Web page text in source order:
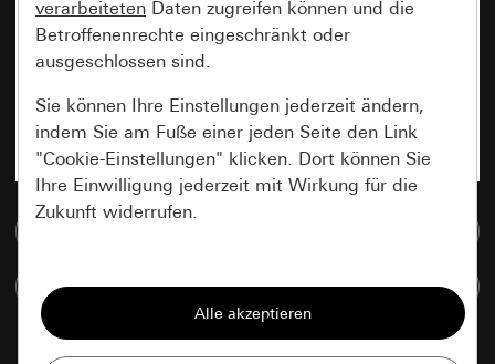
Artikel vergleichen
verarbeiteten Daten zugreifen können und die
Betroffenenrechte eingeschränkt oder
ausgeschlossen sind.
Sie können Ihre Einstellungen jederzeit ändern,
indem Sie am Fuße einer jeden Seite den Link
"Cookie-Einstellungen" klicken. Dort können Sie
Ihre Einwilligung jederzeit mit Wirkung für die
Zukunft widerrufen.
Alle Cookies, die wir benötigen um Ihnen die
Seite anzeigen zu können.